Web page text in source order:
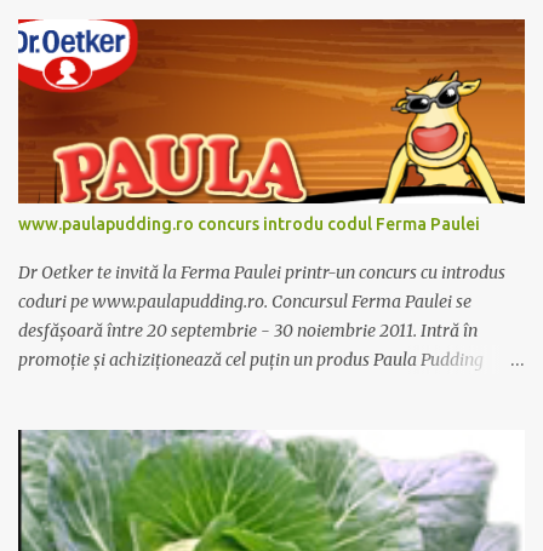
www.paulapudding.ro concurs introdu codul Ferma Paulei
Dr Oetker te invită la Ferma Paulei printr-un concurs cu introdus
coduri pe www.paulapudding.ro. Concursul Ferma Paulei se
desfășoară între 20 septembrie - 30 noiembrie 2011. Intră în
promoție și achiziționează cel puțin un produs Paula Pudding
concurs Ferma Paulei. Poți căștiga zilnic truse de grădinărit,
săptămânal tractorașul fermierului sau premiul cel mare o
excursie la o super-fermă din Anglia. Mai multe coduri, mai multe
șanse de câștig. Câștigători si regulament pe